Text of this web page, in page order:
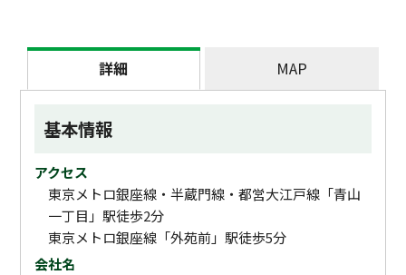
詳細 MAP
基本情報
アクセス
東京メトロ銀座線・半蔵門線・都営大江戸線「青山
一丁目」駅徒歩2分
東京メトロ銀座線「外苑前」駅徒歩5分
会社名